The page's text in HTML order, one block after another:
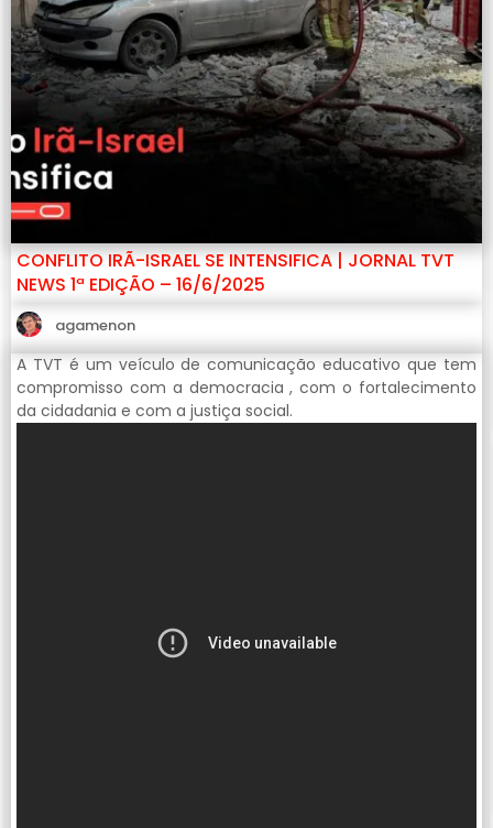
CONFLITO IRÃ-ISRAEL SE INTENSIFICA | JORNAL TVT
NEWS 1ª EDIÇÃO – 16/6/2025
agamenon
A TVT é um veículo de comunicação educativo que tem
compromisso com a democracia , com o fortalecimento
da cidadania e com a justiça social.